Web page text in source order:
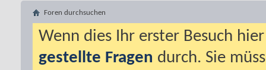
Foren durchsuchen
Wenn dies Ihr erster Besuch
gestellte Fragen durch. Sie